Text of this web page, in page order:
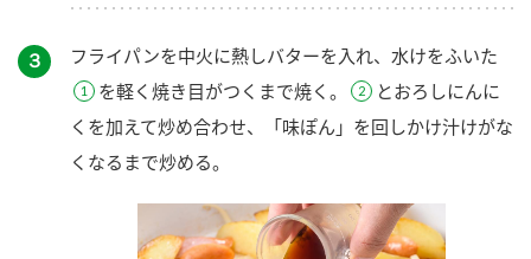
３
フライパンを中火に熱しバターを入れ、水けをふいた
を軽く焼き目がつくまで焼く。
とおろしにんに
くを加えて炒め合わせ、「味ぽん」を回しかけ汁けがな
くなるまで炒める。